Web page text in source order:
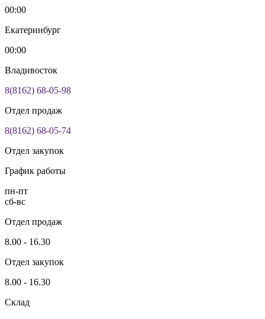
00:00
Екатеринбург
00:00
Владивосток
8(8162) 68-05-98
Отдел продаж
8(8162) 68-05-74
Отдел закупок
График работы
пн-пт
сб-вс
Отдел продаж
8.00 - 16.30
Отдел закупок
8.00 - 16.30
Склад